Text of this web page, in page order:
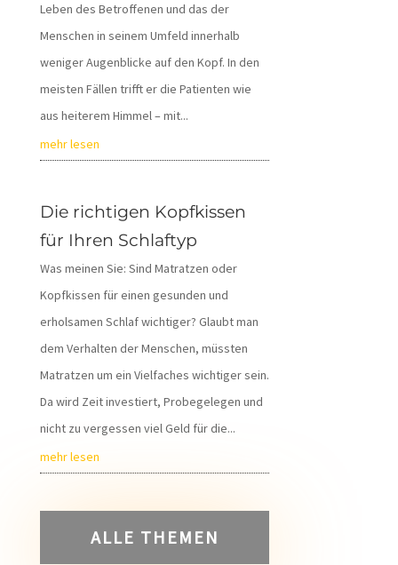
Leben des Betroffenen und das der
Menschen in seinem Umfeld innerhalb
weniger Augenblicke auf den Kopf. In den
meisten Fällen trifft er die Patienten wie
aus heiterem Himmel – mit...
mehr lesen
Die richtigen Kopfkissen
für Ihren Schlaftyp
Was meinen Sie: Sind Matratzen oder
Kopfkissen für einen gesunden und
erholsamen Schlaf wichtiger? Glaubt man
dem Verhalten der Menschen, müssten
Matratzen um ein Vielfaches wichtiger sein.
Da wird Zeit investiert, Probegelegen und
nicht zu vergessen viel Geld für die...
mehr lesen
ALLE THEMEN